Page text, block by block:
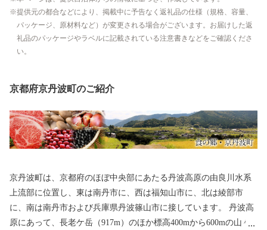
提供元の都合などにより、掲載中に予告なく返礼品の仕様（規格、容量、
パッケージ、原材料など）が変更される場合がございます。お届けした返
礼品のパッケージやラベルに記載されている注意書きなどをご確認くださ
い。
京都府京丹波町のご紹介
京丹波町は、京都府のほぼ中央部にあたる丹波高原の由良川水系
上流部に位置し、東は南丹市に、西は福知山市に、北は綾部市
に、南は南丹市および兵庫県丹波篠山市に接しています。 丹波高
原にあって、長老ケ岳（917m）のほか標高400mから600mの山々